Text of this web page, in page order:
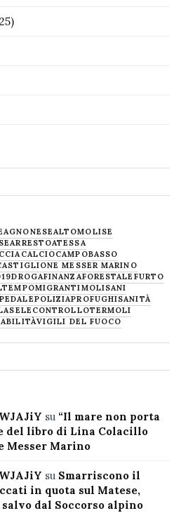
AGNONESEALTOMOLISE
ARRESTOATESSA
CALCIOCAMPOBASSO
MESSER MARINO
DROGAFINANZAFORESTALE FURTO
MIGRANTIMOLISANI
POLIZIAPROFUGHISANITÀ
SELECONTROLLOTERMOLI
VIGILI DEL FUOCO
su “Il mare non porta
del libro di Lina Colacillo
Messer Marino
su Smarriscono il
in quota sul Matese,
dal Soccorso alpino